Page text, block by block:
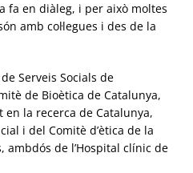
fa en diàleg, i per això moltes
amb col·legues i des de la
Serveis Socials de
de Bioètica de Catalunya,
la recerca de Catalunya,
i del Comitè d’ètica de la
ambdós de l’Hospital clínic de